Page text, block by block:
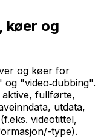
køer og
og køer for
"video‑dubbing".
aktive, fullførte,
utdata,
videotittel,
type).